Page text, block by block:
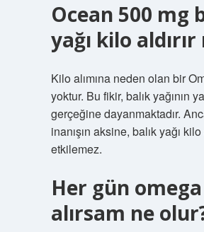
Ocean 500 mg
yağı kilo aldırır
Kilo alımına neden olan bir
yoktur. Bu fikir, balık yağının
gerçeğine dayanmaktadır.
inanışın aksine, balık yağı kilo
etkilemez.
Her gün
alırsam ne